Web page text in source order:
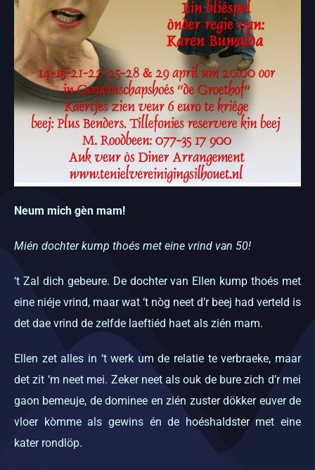
Neum mich gèn mam!
Mién dochter kump thoés met eine vrind van 50!
‘t Zal dich gebeure. De dochter van Ellen kump thoés met
eine niéje vrind, maar wat ‘t nòg neet d’r beej had verteld is
det dae vrind de zelfde laeftiéd haet als zién mam.
Ellen zet alles in ‘t werk um de relatie te verbraeke, maar
det zit ‘m neet mei. Zeker neet als ouk de bure zich d’r mei
gaon bemeuje, de dominee en zién zuster dökker euver de
vloer kòmme als gewins én de hoéshaldster met eine
kater rondlöp.